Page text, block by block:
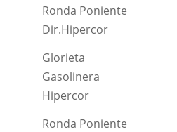
Ronda Poniente
Dir.Hipercor
Glorieta
Gasolinera
Hipercor
Ronda Poniente